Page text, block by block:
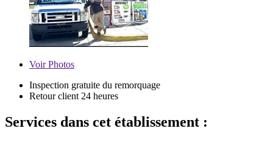
VoirPhotos
Inspection gratuite du remorquage
Retour client 24 heures
Services dans cet établissement :